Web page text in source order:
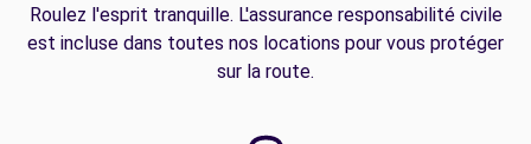
Roulez l'esprit tranquille. L'assurance responsabilité civile
est incluse dans toutes nos locations pour vous protéger
sur la route.